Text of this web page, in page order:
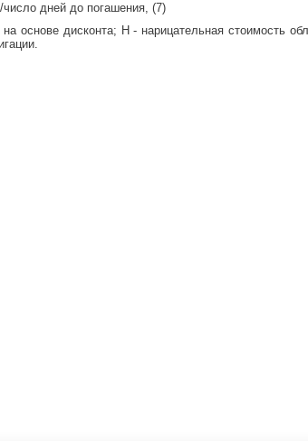
дней до погашения, (7)
основе дисконта; Н - нарицательная стоимость